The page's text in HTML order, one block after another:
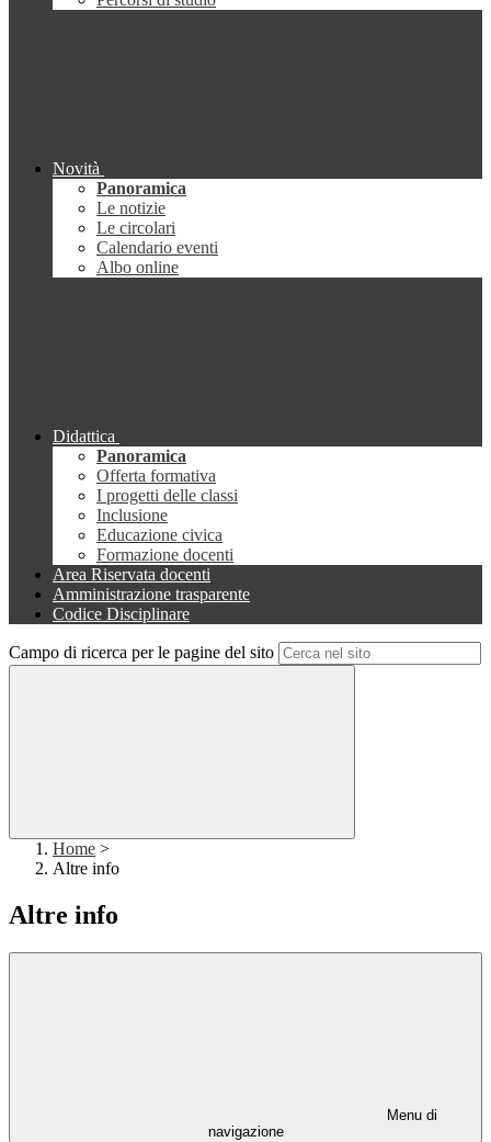
Novità
Panoramica
Le notizie
Le circolari
Calendario eventi
Albo online
Didattica
Panoramica
Offerta formativa
I progetti delle classi
Inclusione
Educazione civica
Formazione docenti
Area Riservata docenti
Amministrazione trasparente
Codice Disciplinare
Campo di ricerca per le pagine del sito
Home >
Altre info
Altre info
Menu di
navigazione